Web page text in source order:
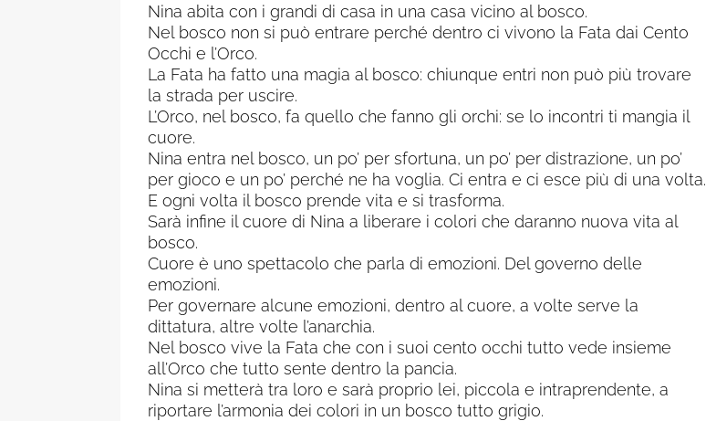
Nina abita con i grandi di casa in una casa vicino al bosco.
Nel bosco non si può entrare perché dentro ci vivono la Fata dai Cento
Occhi e l’Orco.
La Fata ha fatto una magia al bosco: chiunque entri non può più trovare
la strada per uscire.
L’Orco, nel bosco, fa quello che fanno gli orchi: se lo incontri ti mangia il
cuore.
Nina entra nel bosco, un po’ per sfortuna, un po’ per distrazione, un po’
per gioco e un po’ perché ne ha voglia. Ci entra e ci esce più di una volta.
E ogni volta il bosco prende vita e si trasforma.
Sarà infine il cuore di Nina a liberare i colori che daranno nuova vita al
bosco.
Cuore è uno spettacolo che parla di emozioni. Del governo delle
emozioni.
Per governare alcune emozioni, dentro al cuore, a volte serve la
dittatura, altre volte l’anarchia.
Nel bosco vive la Fata che con i suoi cento occhi tutto vede insieme
all’Orco che tutto sente dentro la pancia.
Nina si metterà tra loro e sarà proprio lei, piccola e intraprendente, a
riportare l’armonia dei colori in un bosco tutto grigio.